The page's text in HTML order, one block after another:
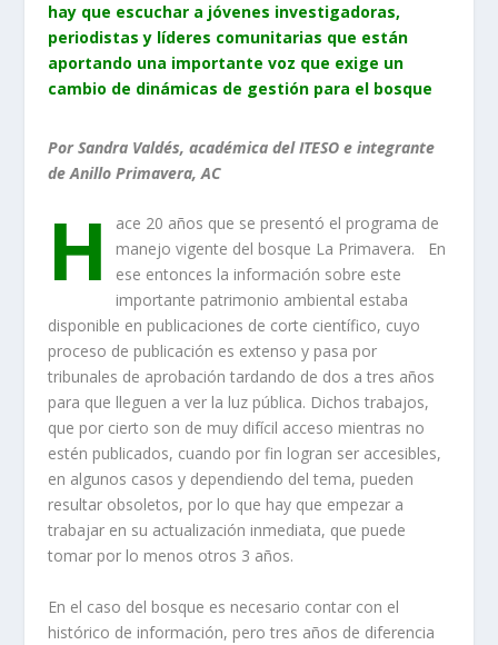
hay que escuchar a jóvenes investigadoras,
periodistas y líderes comunitarias que están
aportando una importante voz que exige un
cambio de dinámicas de gestión para el bosque
Por Sandra Valdés, académica del ITESO e integrante
de Anillo Primavera, AC
H
ace 20 años que se presentó el programa de
manejo vigente del bosque La Primavera. En
ese entonces la información sobre este
importante patrimonio ambiental estaba
disponible en publicaciones de corte científico, cuyo
proceso de publicación es extenso y pasa por
tribunales de aprobación tardando de dos a tres años
para que lleguen a ver la luz pública. Dichos trabajos,
que por cierto son de muy difícil acceso mientras no
estén publicados, cuando por fin logran ser accesibles,
en algunos casos y dependiendo del tema, pueden
resultar obsoletos, por lo que hay que empezar a
trabajar en su actualización inmediata, que puede
tomar por lo menos otros 3 años.
En el caso del bosque es necesario contar con el
histórico de información, pero tres años de diferencia